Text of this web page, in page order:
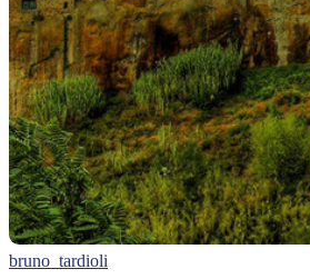
bruno_tardioli